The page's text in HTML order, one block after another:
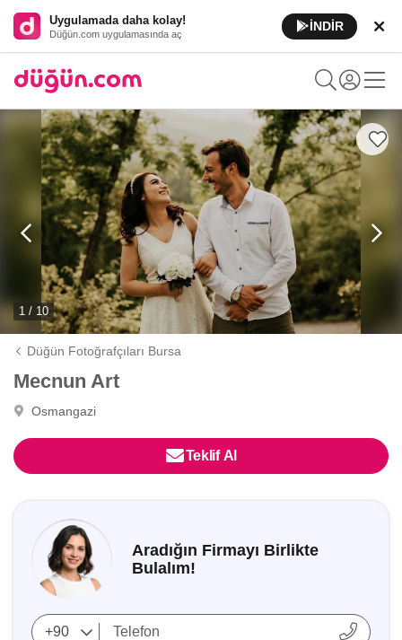
Uygulamada daha kolay!
Düğün.com uygulamasında aç
İNDİR
1 / 10
Düğün Fotoğrafçıları Bursa
Mecnun Art
Osmangazi
Teklif Al
Aradığın Firmayı Birlikte
Bulalım!